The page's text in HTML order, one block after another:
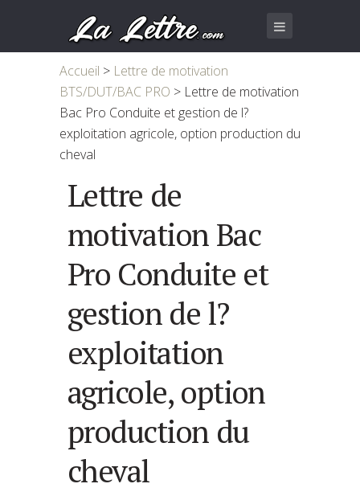
Accueil > Lettre de motivation
BTS/DUT/BAC PRO > Lettre de motivation
Bac Pro Conduite et gestion de l?
exploitation agricole, option production du
cheval
Lettre de
motivation Bac
Pro Conduite et
gestion de l?
exploitation
agricole, option
production du
cheval